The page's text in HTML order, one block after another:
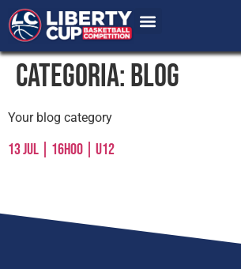
Categoria:Blog
Your blog category
13 JUL | 16H00 | U12